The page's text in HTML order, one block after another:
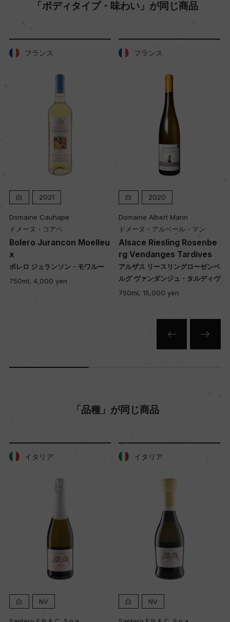
「ボディタイプ・味わい」が同じ商品
フランス
白 2021
Domaine Cauhape
ドメーヌ・コアペ
Bolero Jurancon Moelleu
x
ボレロ ジュランソン・モワルー
750ml, 4,000 yen
フランス
白 2020
Domaine Albert Mann
ドメーヌ・アルベール・マン
Alsace Riesling Rosenbe
rg Vendanges Tardives
アルザス リースリングローゼンベ
ルグ ヴァンダンジュ・タルディヴ
750ml, 15,000 yen
「品種」が同じ商品
イタリア
白 NV
イタリア
白 NV